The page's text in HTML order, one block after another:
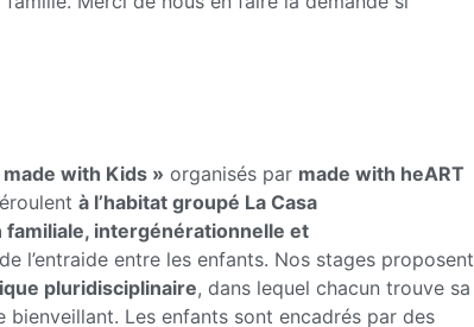
made with Kids » organisés par made with heART
à l’habitat groupé La Casa
familiale, intergénérationnelle et
l’entraide entre les enfants. Nos stages proposent
pluridisciplinaire, dans lequel chacun trouve sa
bienveillant. Les enfants sont encadrés par des